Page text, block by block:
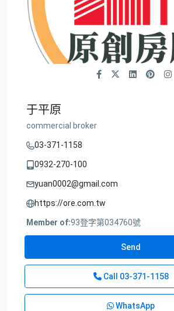
于平原
commercial broker
03-371-1158
0932-270-100
yuan0002@gmail.com
https://ore.com.tw
Member of:93登字第034760號
Send
Call 03-371-1158
WhatsApp